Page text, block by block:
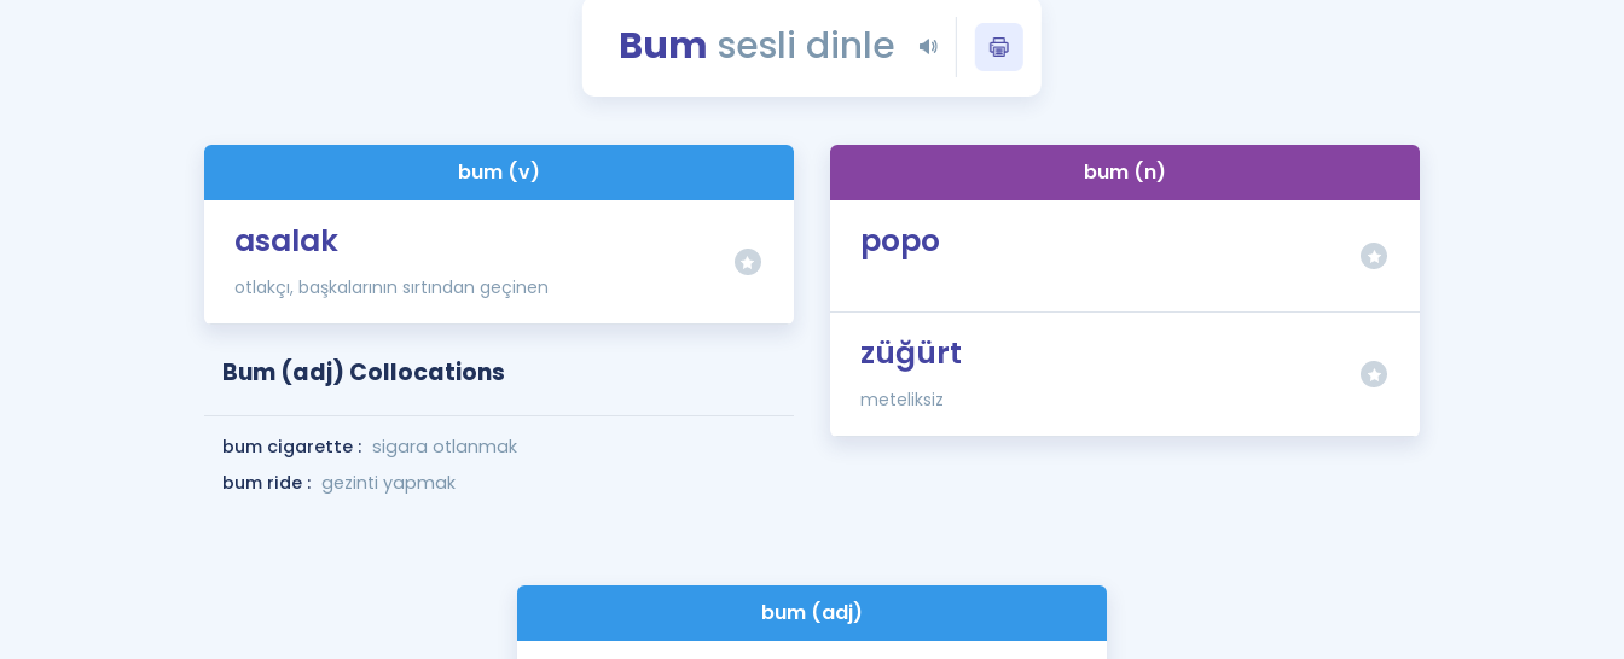
Blog
YDS - YÖKDİL Tüm Sınavlarla İlgili Haberler
İngilizce Gramer
Bum sesli dinle
bum (v)
asalak
otlakçı, başkalarının sırtından geçinen
Bum (adj) Collocations
bum cigarette : sigara otlanmak
bum ride : gezinti yapmak
bum (n)
popo
züğürt
meteliksiz
bum (adj)